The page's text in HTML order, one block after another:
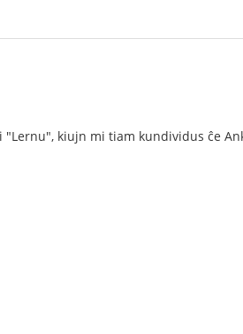
kiujn mi tiam kundividus ĉe